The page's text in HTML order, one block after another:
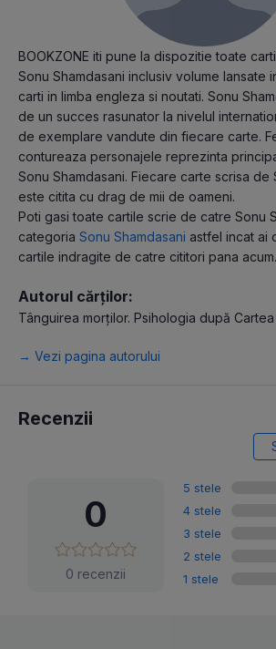
BOOKZONE iti pune la dispozitie toate
Sonu Shamdasani inclusiv volume lansate
carti in limba engleza si noutati. Sonu
de un succes rasunator la nivelul
de exemplare vandute din fiecare carte.
contureaza personajele reprezinta
Sonu Shamdasani. Fiecare carte scrisa de
este citita cu drag de mii de oameni.
Poti gasi toate cartile scrie de catre Sonu
categoria Sonu Shamdasani astfel incat ai
cartile indragite de catre cititori pana acum.
Autorul cărților:
Tânguirea morţilor. Psihologia după
→ Vezi pagina autorului
Recenzii
0
0 recenzii
5 stele
4 stele
3 stele
2 stele
1 stele